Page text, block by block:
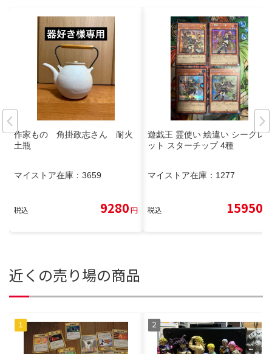
作家もの 角掛政志さん 耐火
土瓶
マイストア在庫： 3659
税込 9280円
遊戯王 霊使い 絵違い シークレ
ット スターチップ 4種
マイストア在庫： 1277
税込 15950
近くの売り場の商品